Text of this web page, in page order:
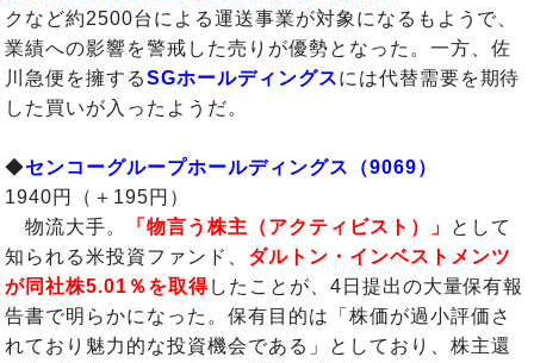
クなど約2500台による運送事業が対象になるもようで、
業績への影響を警戒した売りが優勢となった。一方、佐
川急便を擁するSGホールディングスには代替需要を期待
した買いが入ったようだ。
◆センコーグループホールディングス（9069）
1940円（＋195円）
物流大手。
「物言う株主（アクティビスト）」
として
知られる米投資ファンド、 ダルトン・インベストメンツ
が同社株5.01％を取得したことが、4日提出の大量保有報
告書で明らかになった。保有目的は「株価が過小評価さ
れており魅力的な投資機会である」としており、株主還